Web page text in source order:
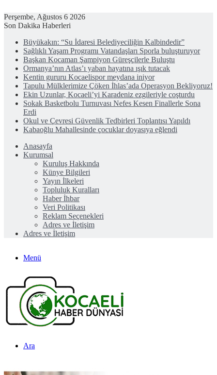
Perşembe, Ağustos 6 2026
Son Dakika Haberleri
Büyükakın: “Su İdaresi Belediyeciliğin Kalbindedir”
Sağlıklı Yaşam Programı Vatandaşları Sporla buluşturuyor
Başkan Kocaman Şampiyon Güreşçilerle Buluştu
Ormanya’nın Atlas’ı yaban hayatına ışık tutacak
Kentin gururu Kocaelispor meydana iniyor
Tapulu Mülklerimize Çöken İhlas’ada Operasyon Bekliyoruz!
Ekin Uzunlar, Kocaeli’yi Karadeniz ezgileriyle coşturdu
Sokak Basketbolu Turnuvası Nefes Kesen Finallerle Sona
Erdi
Okul ve Çevresi Güvenlik Tedbirleri Toplantısı Yapıldı
Kabaoğlu Mahallesinde çocuklar doyasıya eğlendi
Anasayfa
Kurumsal
Kuruluş Hakkında
Künye Bilgileri
Yayın İlkeleri
Topluluk Kuralları
Haber İhbar
Veri Politikası
Reklam Seçenekleri
Adres ve İletişim
Adres ve İletişim
Menü
Ara